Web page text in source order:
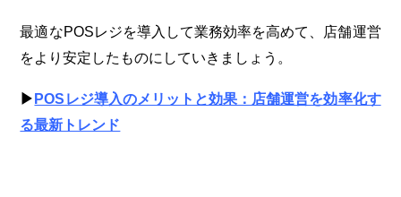
最適なPOSレジを導入して業務効率を高めて、店舗運営
をより安定したものにしていきましょう。
▶︎POSレジ導入のメリットと効果：店舗運営を効率化す
る最新トレンド